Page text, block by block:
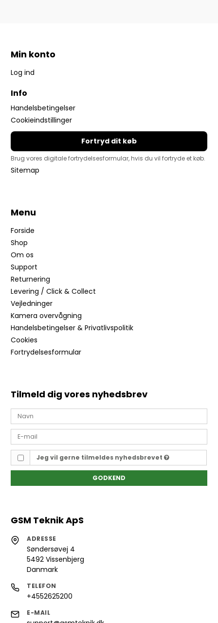
Min konto
Log ind
Info
Handelsbetingelser
Cookieindstillinger
Fortryd dit køb
Brug vores digitale fortrydelsesformular, hvis du vil fortryde et køb.
Sitemap
Menu
Forside
Shop
Om os
Support
Returnering
Levering / Click & Collect
Vejledninger
Kamera overvågning
Handelsbetingelser & Privatlivspolitik
Cookies
Fortrydelsesformular
Tilmeld dig vores nyhedsbrev
Jeg vil gerne tilmeldes nyhedsbrevet
GODKEND
GSM Teknik ApS
ADRESSE
Søndersøvej 4
5492 Vissenbjerg
Danmark
TELEFON
+4552625200
E-MAIL